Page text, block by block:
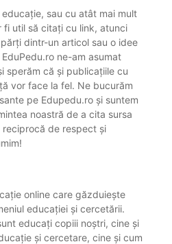
sau cu atât mai mult
util să citați cu link, atunci
dintr-un articol sau o idee
ne-am asumat
sperăm că și publicațiile cu
vor face la fel. Ne bucurăm
pe Edupedu.ro și suntem
noastră de a cita sursa
de respect și
online care găzduiește
educației și cercetării.
educați copiii noștri, cine și
și cercetare, cine și cum